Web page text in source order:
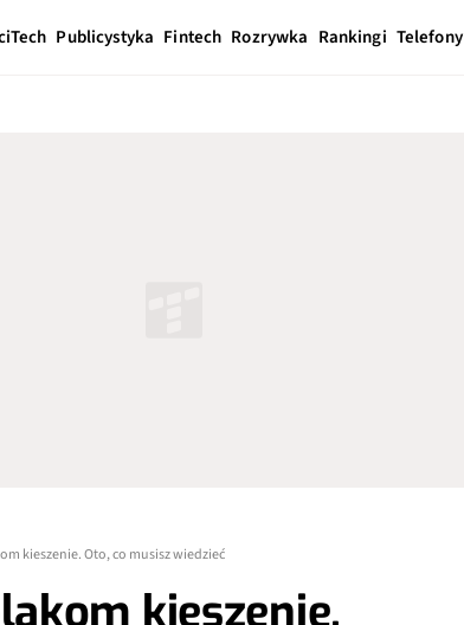
Tech Publicystyka Fintech Rozrywka Rankingi Telefony
kieszenie. Oto, co musisz wiedzieć
kieszenie.